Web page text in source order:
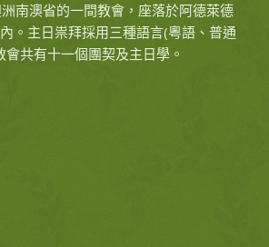
南澳省的一間教會，座落於阿德萊德
。主日祟拜採用三種語言(粵語、普通
共有十一個團契及主日學。